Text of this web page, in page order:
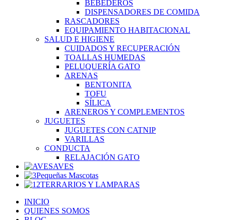
BEBEDEROS
DISPENSADORES DE COMIDA
RASCADORES
EQUIPAMIENTO HABITACIONAL
SALUD E HIGIENE
CUIDADOS Y RECUPERACIÓN
TOALLAS HUMEDAS
PELUQUERÍA GATO
ARENAS
BENTONITA
TOFU
SÍLICA
ARENEROS Y COMPLEMENTOS
JUGUETES
JUGUETES CON CATNIP
VARILLAS
CONDUCTA
RELAJACIÓN GATO
AVES
Pequeñas Mascotas
TERRARIOS Y LAMPARAS
INICIO
QUIENES SOMOS